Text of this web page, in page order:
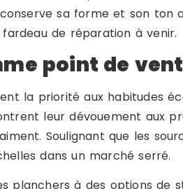
conserve sa forme et son
de réparation à venir.
point de
la priorité aux habitudes
leur dévouement aux
Soulignant que les
dans un marché serré.
planchers à des options de